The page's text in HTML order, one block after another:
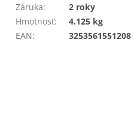
Záruka:
2 roky
Hmotnosť:
4.125 kg
EAN: 3253561551208